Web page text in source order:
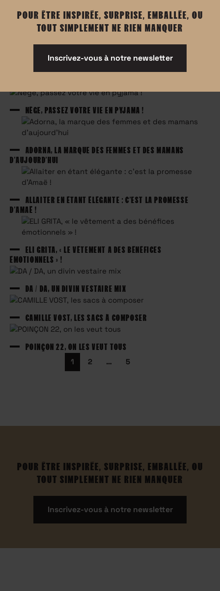
NÊGE, PASSEZ VOTRE VIE EN PYJAMA !
ADORNA, LA MARQUE DES FEMMES ET DES MAMANS
D’AUJOURD’HUI
ALLAITER EN ÉTANT ÉLÉGANTE : C’EST LA PROMESSE
D’AMAË !
ELI GRITA, « LE VÊTEMENT A DES BÉNÉFICES
ÉMOTIONNELS » !
DA / DA, UN DIVIN VESTAIRE MIX
CAMILLE VOST, LES SACS À COMPOSER
POINÇON 22, ON LES VEUT TOUS
Pagination1 2 … 5
POUR ÊTRE INSPIRÉE, SURPRISE, EMBALLÉE, OU
TOUT SIMPLEMENT NE RIEN MANQUER
Inscrivez-vous à notre newsletter
POUR ÊTRE INSPIRÉE, SURPRISE, EMBALLÉE, OU
TOUT SIMPLEMENT NE RIEN MANQUER
Inscrivez-vous à notre newsletter